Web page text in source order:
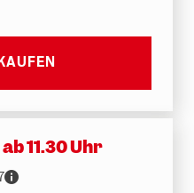
11.30 Uhr